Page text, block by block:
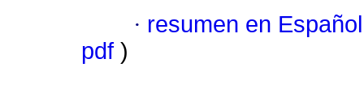
· resumen en Español
pdf )